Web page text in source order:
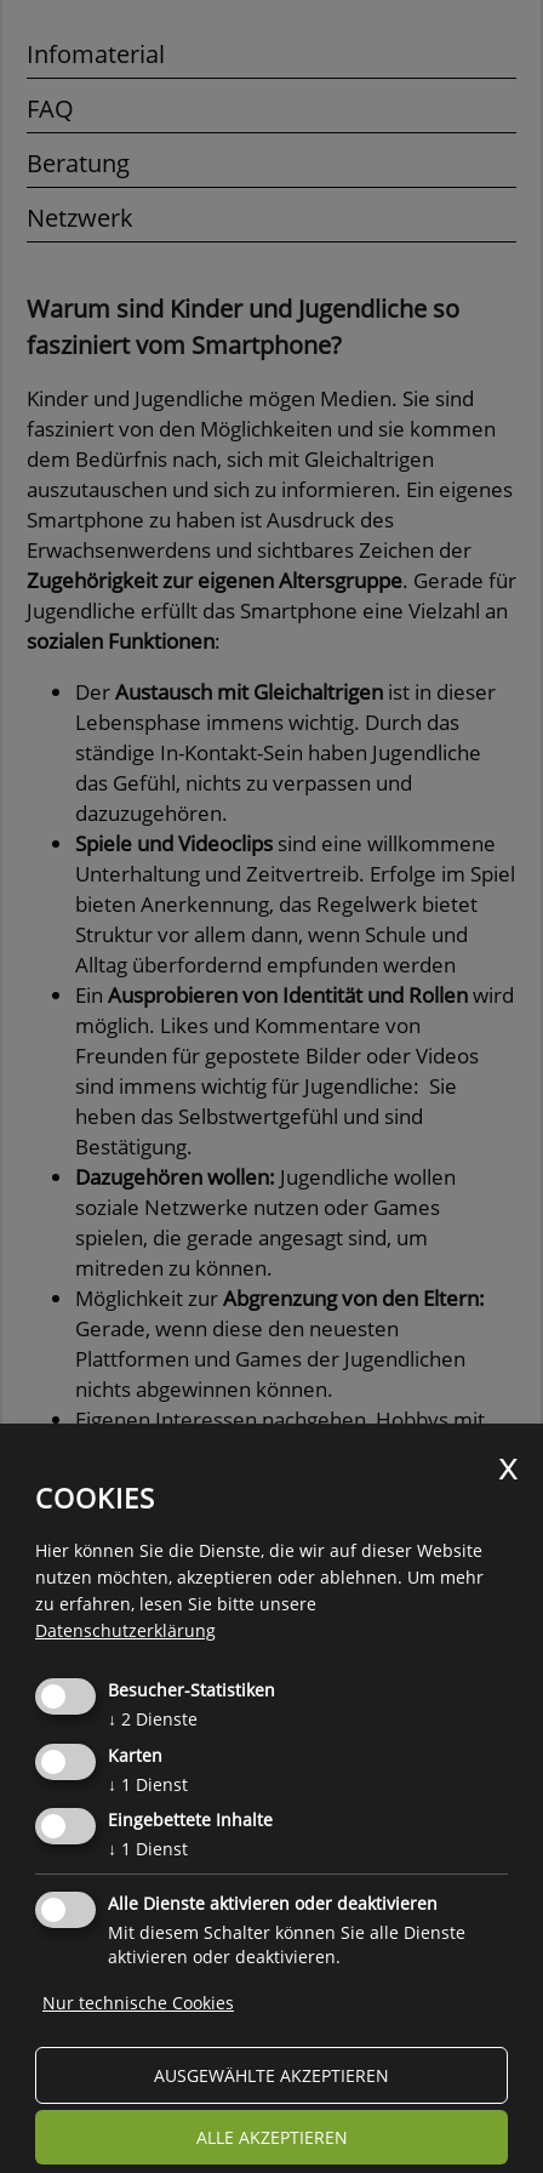
Infomaterial
FAQ
Beratung
Netzwerk
Warum sind Kinder und Jugendliche so
fasziniert vom Smartphone?
Kinder und Jugendliche mögen Medien. Sie sind
fasziniert von den Möglichkeiten und sie kommen
dem Bedürfnis nach, sich mit Gleichaltrigen
auszutauschen und sich zu informieren. Ein eigenes
Smartphone zu haben ist Ausdruck des
Erwachsenwerdens und sichtbares Zeichen der
Zugehörigkeit zur eigenen Altersgruppe. Gerade für
Jugendliche erfüllt das Smartphone eine Vielzahl an
sozialen Funktionen:
DerAustausch mit Gleichaltrigen ist in dieser
Lebensphase immens wichtig. Durch das
ständige In-Kontakt-Sein haben Jugendliche
das Gefühl, nichts zu verpassen und
dazuzugehören.
Spiele und Videoclips sind eine willkommene
Unterhaltung und Zeitvertreib. Erfolge im Spiel
bieten Anerkennung, das Regelwerk bietet
Struktur vor allem dann, wenn Schule und
Alltag überfordernd empfunden werden
Ein Ausprobieren von Identität und Rollenwird
möglich. Likes und Kommentare von
Freunden für gepostete Bilder oder Videos
sind immens wichtig für Jugendliche: Sie
heben das Selbstwertgefühl und sind
Bestätigung.
Dazugehören wollen: Jugendliche wollen
soziale Netzwerke nutzen oder Games
spielen, die gerade angesagt sind, um
mitreden zu können.
Möglichkeit zurAbgrenzung von den Eltern:
Gerade, wenn diese den neuesten
Plattformen und Games der Jugendlichen
nichts abgewinnen können.
Eigenen Interessen nachgehen, Hobbys mit
Identitätsbildung unterstützen.
Gleichzeitig können die ständige Erreichbarkeit und
dieAngst etwas zu verpassenauch zudigitalem
Stressführen. Das Ausbleiben der erhofften
verunsichern und emotionalen Stress erzeugen.
Weitere Informationen:
Mit Kindern und Jugendlichen über die
Internetnutzung sprechen auf
jugendundmedien.ch.
Eine Initiative des Forum Prävention im Auftrag und Zusammenarbeit mit
Familienagentur weiteren Projektpartnern
© 2026
Forum Prävention
Stiftung Forum Prävention KDS
COOKIES
Hier können Sie die Dienste, die wir auf dieser Website
nutzen möchten, akzeptieren oder ablehnen. Um mehr
zu erfahren, lesen Sie bitte unsere
Datenschutzerklärung
Besucher-Statistiken
↓ 2 Dienste
Karten
↓ 1 Dienst
Eingebettete Inhalte
↓ 1 Dienst
Alle Dienste aktivieren oder deaktivieren
Mit diesem Schalter können Sie alle Dienste
aktivieren oder deaktivieren.
Nur technische Cookies
AUSGEWÄHLTE AKZEPTIEREN
ALLE AKZEPTIEREN